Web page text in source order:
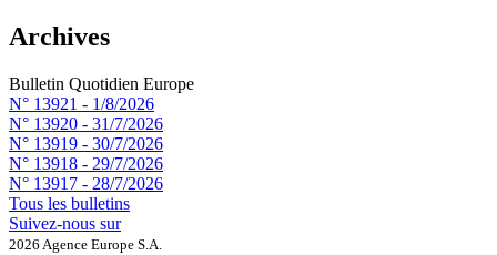
Archives
Bulletin Quotidien Europe
N° 13921 - 1/8/2026
N° 13920 - 31/7/2026
N° 13919 - 30/7/2026
N° 13918 - 29/7/2026
N° 13917 - 28/7/2026
Tous les bulletins
Suivez-nous sur
2026 Agence Europe S.A.